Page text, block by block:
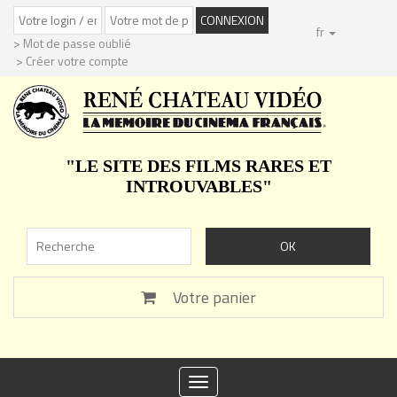
> Mot de passe oublié
> Créer votre compte
fr
"LE SITE DES FILMS RARES ET
INTROUVABLES"
Votre panier
Toggle